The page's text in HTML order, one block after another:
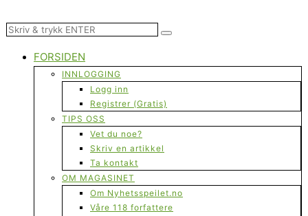
FORSIDEN
INNLOGGING
Logg inn
Registrer (Gratis)
TIPS OSS
Vet du noe?
Skriv en artikkel
Ta kontakt
OM MAGASINET
Om Nyhetsspeilet.no
Våre 118 forfattere